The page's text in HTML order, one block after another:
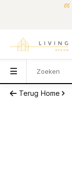
Terug Home